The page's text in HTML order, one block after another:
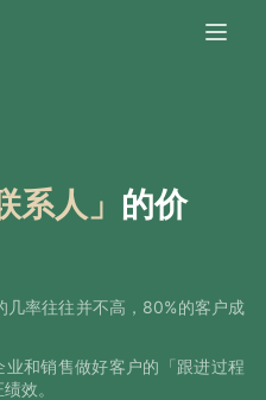
系人」 的价
率往往并不高，80%的客户成
业和销售做好客户的「跟进过程
效。